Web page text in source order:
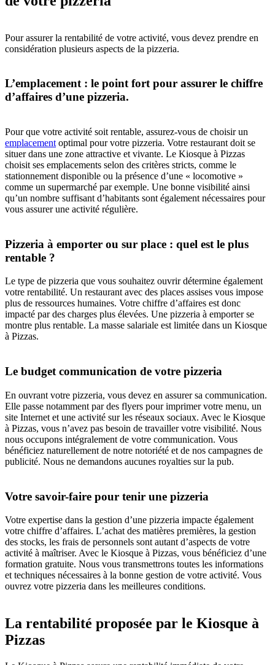
Pour assurer la rentabilité de votre activité, vous devez prendre en
considération plusieurs aspects de la pizzeria.
L’emplacement : le point fort pour assurer le chiffre
d’affaires d’une pizzeria.
Pour que votre activité soit rentable, assurez-vous de choisir un
emplacement optimal pour votre pizzeria. Votre restaurant doit se
situer dans une zone attractive et vivante. Le Kiosque à Pizzas
choisit ses emplacements selon des critères stricts, comme le
stationnement disponible ou la présence d’une « locomotive »
comme un supermarché par exemple. Une bonne visibilité ainsi
qu’un nombre suffisant d’habitants sont également nécessaires pour
vous assurer une activité régulière.
Pizzeria à emporter ou sur place : quel est le plus
rentable ?
Le type de pizzeria que vous souhaitez ouvrir détermine également
votre rentabilité. Un restaurant avec des places assises vous impose
plus de ressources humaines. Votre chiffre d’affaires est donc
impacté par des charges plus élevées. Une pizzeria à emporter se
montre plus rentable. La masse salariale est limitée dans un Kiosque
à Pizzas.
Le budget communication de votre pizzeria
En ouvrant votre pizzeria, vous devez en assurer sa communication.
Elle passe notamment par des flyers pour imprimer votre menu, un
site Internet et une activité sur les réseaux sociaux. Avec le Kiosque
à Pizzas, vous n’avez pas besoin de travailler votre visibilité. Nous
nous occupons intégralement de votre communication. Vous
bénéficiez naturellement de notre notoriété et de nos campagnes de
publicité. Nous ne demandons aucunes royalties sur la pub.
Votre savoir-faire pour tenir une pizzeria
Votre expertise dans la gestion d’une pizzeria impacte également
votre chiffre d’affaires. L’achat des matières premières, la gestion
des stocks, les frais de personnels sont autant d’aspects de votre
activité à maîtriser. Avec le Kiosque à Pizzas, vous bénéficiez d’une
formation gratuite. Nous vous transmettrons toutes les informations
et techniques nécessaires à la bonne gestion de votre activité. Vous
ouvrez votre pizzeria dans les meilleures conditions.
La rentabilité proposée par le Kiosque à
Pizzas